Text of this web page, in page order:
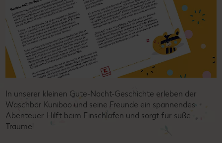
In unserer kleinen Gute-Nacht-Geschichte erleben der
Waschbär Kuniboo und seine Freunde ein spannendes
Abenteuer. Hilft beim Einschlafen und sorgt für süße
Träume!